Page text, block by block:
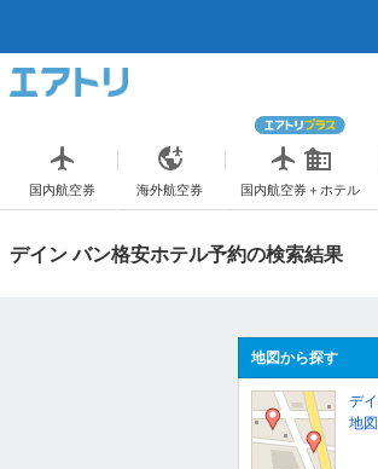
国内航空券 海外航空券 国内航空券＋ホテル
デイン バン格安ホテル予約の検索結果
地図から探す
デ
地